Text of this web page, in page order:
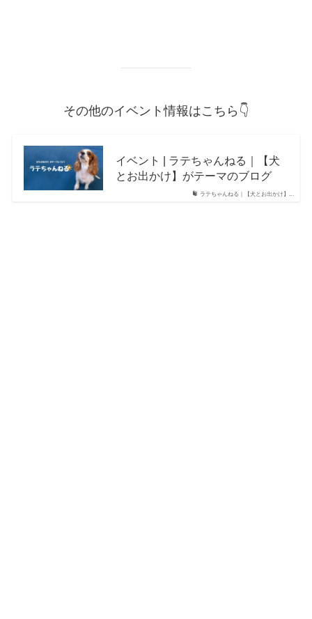
その他のイベント情報はこちら👇
ラテちゃんねる｜【犬とお出かけ】...
イベント | ラテちゃんねる｜【犬
とお出かけ】がテーマのブログ